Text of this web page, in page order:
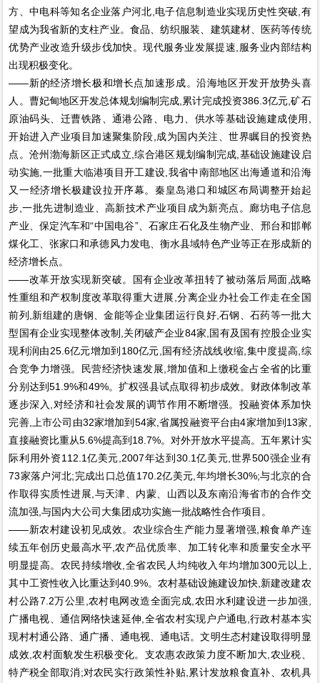
方、中电科等知名企业落户河北,电子信息制造业实现历史性突破,有
望成为我省新的支柱产业。食品、纺织服装、建筑建材、医药等传统
优势产业改造升级步伐加快。现代服务业发展提速,服务业内部结构
出现积极变化。
——新的经济增长极和增长点加速形成。沿海地区开发开放势头喜
人。曹妃甸地区开发总体规划编制完成,累计完成投资386.3亿元,矿石
原油码头、迁曹铁路、通港公路、电力、供水等基础设施建成使用,
开始进入产业项目加速聚集阶段,成为国内关注、世界瞩目的投资热
点。沧州渤海新区正式成立,综合港区规划编制完成,基础设施建设启
动实施,一批重大临港项目开工建设,我省中南部地区出海通道和沿海
又一经济增长极建设拉开序幕。秦皇岛港口和城区布局调整开始起
步,一批先进制造业、高新技术产业项目成为新亮点。廊坊电子信息
产业、保定汽车和“中国电谷”、石家庄石化及生物产业、邢台和邯郸
煤化工、张家口和承德风力发电、衡水县域特色产业等正在形成新的
经济增长点。
——改革开放实现新突破。国有企业改革扭转了被动落后局面,战略
性重组和产权制度改革取得重大进展,分离企业办社会工作走在全国
前列,新组建的唐钢、金能等企业集团运行良好,石钢、石药等一批大
型国有企业实现整体改制,关闭破产企业84家,国有及国有控股企业实
现利润由25.6亿元增加到180亿元,国有经济战线收缩,集中度提高,综
合竞争力增强。民营经济快速发展,增加值和上缴税金占全省的比重
分别达到51.9%和49%。扩权强县试点取得初步成效。财政体制改革
逐步深入,对经济和社会发展的调节作用不断增强。投融资体系加快
完善,上市公司由32家增加到54家,省属投融资平台由4家增加到13家,
直接融资比重从5.6%提高到18.7%。对外开放水平提高。五年累计实
际利用外资112.1亿美元,2007年达到30.1亿美元,世界500强企业有
73家落户河北;完成出口总值170.2亿美元,年均增长30%;与北京的合
作取得实质性进展,与天津、内蒙、山西以及东南沿海省市的合作交
流加强,与国内大公司大集团成功实施一批战略性合作项目。
——新农村建设初见成效。农业综合生产能力显著增强,粮食单产连
续五年创历史最高水平,农产品优质率、加工转化率和质量安全水平
明显提高。农民持续增收,全省农民人均纯收入年均增加300元以上,
其中工资性收入比重达到40.9%。农村基础设施建设加快,新建改建农
村公路7.2万公里,农村电网改造全面完成,农田水利建设进一步加强,
广播电视、通信网络快速延伸,全省农村实现户户通电,行政村基本实
现村村通公路、通广播、通电视、通电话。文明生态村建设取得明显
成效,农村面貌发生积极变化。支农惠农政策力度不断加大,农业税、
特产税全部取消;对农民实行政策性补贴,累计发放粮食直补、农机具